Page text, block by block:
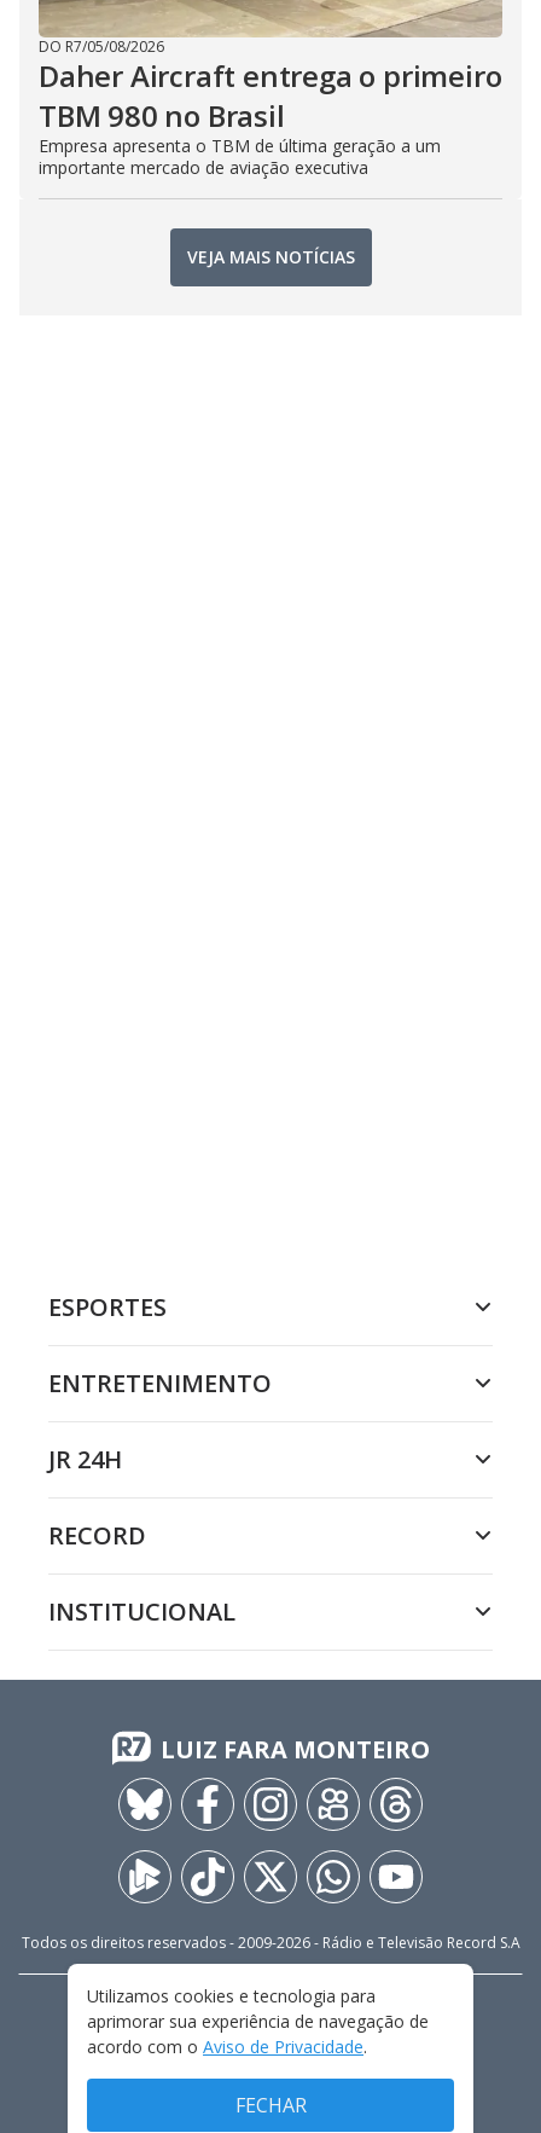
DO R7/05/08/2026
Daher Aircraft entrega o primeiro
TBM 980 no Brasil
Empresa apresenta o TBM de última geração a um
importante mercado de aviação executiva
VEJA MAIS NOTÍCIAS
ESPORTES
ENTRETENIMENTO
JR 24H
RECORD
INSTITUCIONAL
LUIZ FARA MONTEIRO
Todos os direitos reservados - 2009-2026- Rádio e Televisão Record S.A
FALE CONOSCO
PRIVACIDADE
TERMOS E CONDIÇÕES DE USO
Utilizamos cookies e tecnologia para
aprimorar sua experiência de navegação de
acordo com o Aviso de Privacidade.
FECHAR